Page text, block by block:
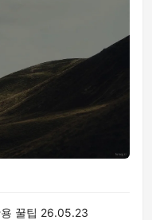
꿀팁 26.05.23